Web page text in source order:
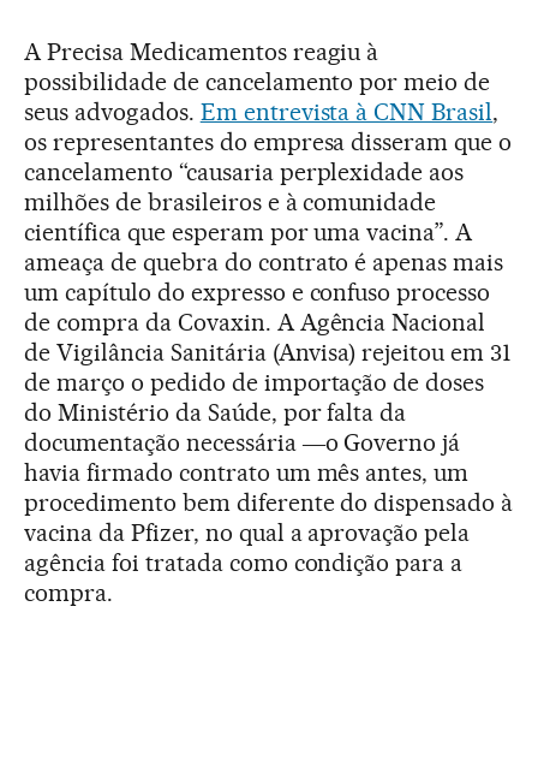
A Precisa Medicamentos reagiu à
possibilidade de cancelamento por meio de
seus advogados. Em entrevista à CNN Brasil,
os representantes do empresa disseram que o
cancelamento “causaria perplexidade aos
milhões de brasileiros e à comunidade
científica que esperam por uma vacina”. A
ameaça de quebra do contrato é apenas mais
um capítulo do expresso e confuso processo
de compra da Covaxin. A Agência Nacional
de Vigilância Sanitária (Anvisa) rejeitou em 31
de março o pedido de importação de doses
do Ministério da Saúde, por falta da
documentação necessária ―o Governo já
havia firmado contrato um mês antes, um
procedimento bem diferente do dispensado à
vacina da Pfizer, no qual a aprovação pela
agência foi tratada como condição para a
compra.